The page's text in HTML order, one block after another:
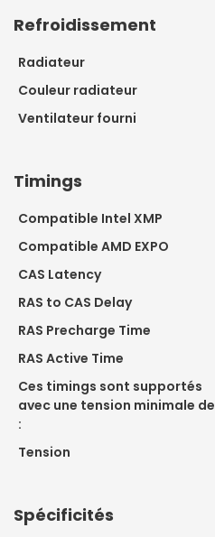
Refroidissement
Radiateur
Couleur radiateur
Ventilateur fourni
Timings
Compatible Intel XMP
Compatible AMD EXPO
CAS Latency
RAS to CAS Delay
RAS Precharge Time
RAS Active Time
Ces timings sont supportés
avec une tension minimale de
:
Tension
Spécificités